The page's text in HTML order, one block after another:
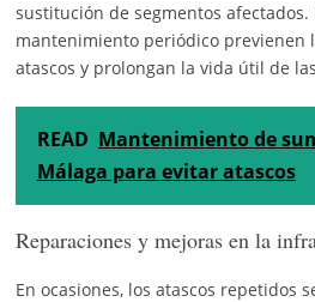
sustitución de segmentos
mantenimiento periódico previenen
atascos y prolongan la vida útil de
READ Mantenimiento de
Málaga para evitar atascos
Reparaciones y mejoras en la
En ocasiones, los atascos repetidos